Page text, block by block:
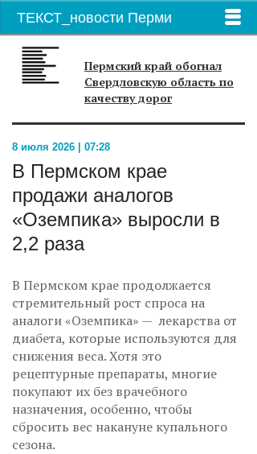
ТЕКСТ_новости Перми
Пермский край обогнал
Свердловскую область по
качеству дорог
8 июля 2026 | 07:28
В Пермском крае
продажи аналогов
«Оземпика» выросли в
2,2 раза
В Пермском крае продолжается
стремительный рост спроса на
аналоги «Оземпика» — лекарства от
диабета, которые используются для
снижения веса. Хотя это
рецептурные препараты, многие
покупают их без врачебного
назначения, особенно, чтобы
сбросить вес накануне купального
сезона.